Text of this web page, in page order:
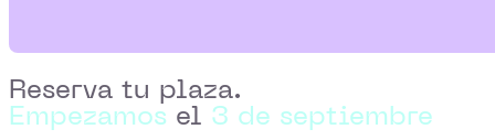
Reserva tu plaza.
Empezamos el 3 de septiembre